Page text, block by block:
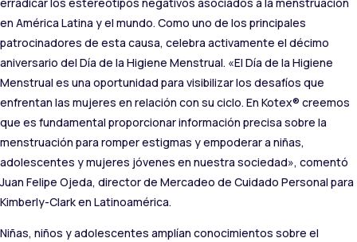
en América Latina y el mundo. Como uno de los principales
patrocinadores de esta causa, celebra activamente el décimo
aniversario del Día de la Higiene Menstrual. «El Día de la Higiene
Menstrual es una oportunidad para visibilizar los desafíos que
enfrentan las mujeres en relación con su ciclo. En Kotex® creemos
que es fundamental proporcionar información precisa sobre la
menstruación para romper estigmas y empoderar a niñas,
adolescentes y mujeres jóvenes en nuestra sociedad», comentó
Juan Felipe Ojeda, director de Mercadeo de Cuidado Personal para
Kimberly-Clark en Latinoamérica.
Niñas, niños y adolescentes amplían conocimientos sobre el